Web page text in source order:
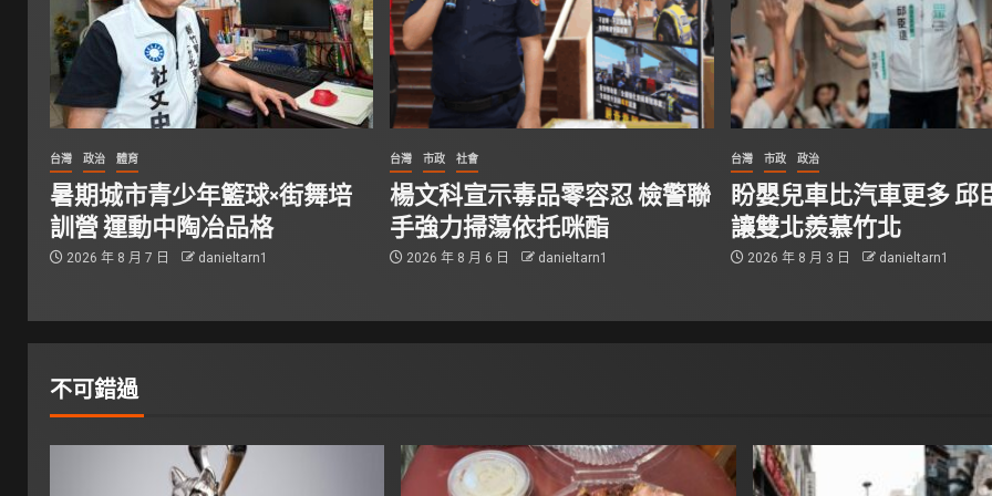
台灣 政治 體育
暑期城市青少年籃球×街舞培
訓營 運動中陶冶品格
2026 年 8 月 7 日 danieltarn1
台灣 市政 社會
楊文科宣示毒品零容忍 檢警聯
手強力掃蕩依托咪酯
2026 年 8 月 6 日 danieltarn1
台灣 市政 政治
盼嬰兒車比汽車更多 邱
讓雙北羨慕竹北
2026 年 8 月 3 日 danieltarn1
不可錯過